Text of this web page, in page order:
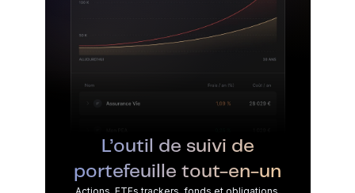
L’outil de suivi de
portefeuille tout-en-un